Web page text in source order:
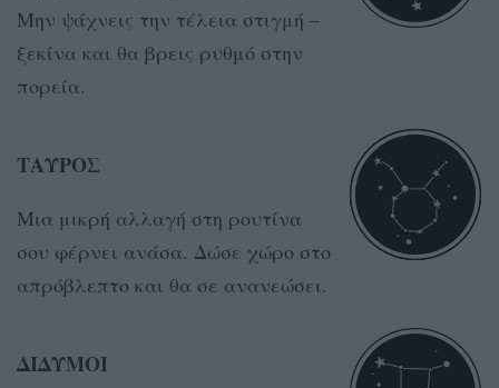
Μην ψάχνεις την τέλεια στιγμή –
ξεκίνα και θα βρεις ρυθμό στην
πορεία.
ΤΑΥΡΟΣ
Μια μικρή αλλαγή στη ρουτίνα
σου φέρνει ανάσα. Δώσε χώρο στο
απρόβλεπτο και θα σε ανανεώσει.
ΔΙΔΥΜΟΙ